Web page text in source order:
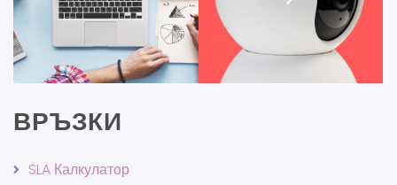
ВРЪЗКИ
SLA Калкулатор